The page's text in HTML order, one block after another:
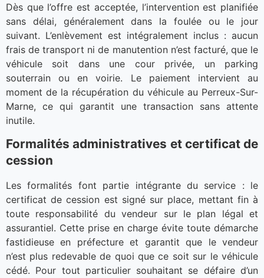
Dès que l’offre est acceptée, l’intervention est planifiée
sans délai, généralement dans la foulée ou le jour
suivant. L’enlèvement est intégralement inclus : aucun
frais de transport ni de manutention n’est facturé, que le
véhicule soit dans une cour privée, un parking
souterrain ou en voirie. Le paiement intervient au
moment de la récupération du véhicule au Perreux-Sur-
Marne, ce qui garantit une transaction sans attente
inutile.
Formalités administratives et certificat de
cession
Les formalités font partie intégrante du service : le
certificat de cession est signé sur place, mettant fin à
toute responsabilité du vendeur sur le plan légal et
assurantiel. Cette prise en charge évite toute démarche
fastidieuse en préfecture et garantit que le vendeur
n’est plus redevable de quoi que ce soit sur le véhicule
cédé. Pour tout particulier souhaitant se défaire d’un